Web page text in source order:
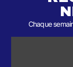
Chaque